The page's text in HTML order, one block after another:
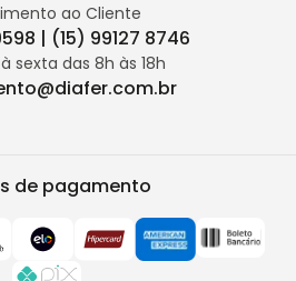
ao Cliente
| (15) 99127 8746
sexta das 8h às 18h
de pagamento